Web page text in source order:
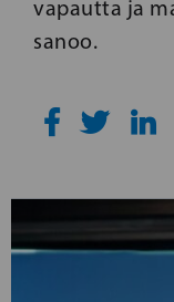
vapautta ja
sanoo.